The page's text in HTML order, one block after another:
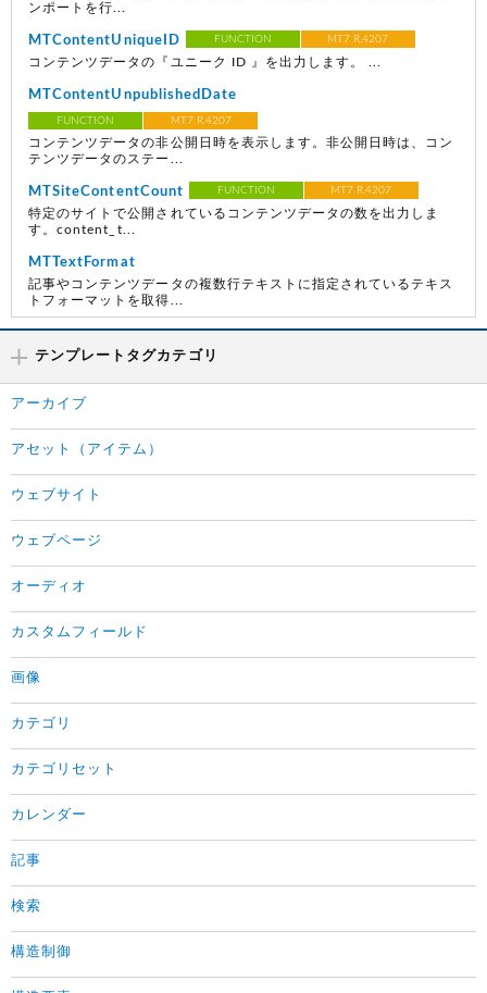
ンポートを行...
MTContentUniqueID FUNCTION MT7 R.4207
コンテンツデータの『ユニーク ID 』を出力します。 ...
MTContentUnpublishedDate
FUNCTION MT7 R.4207
コンテンツデータの非公開日時を表示します。非公開日時は、コン
テンツデータのステー...
MTSiteContentCount FUNCTION MT7 R.4207
特定のサイトで公開されているコンテンツデータの数を出力しま
す。content_t...
MTTextFormat
記事やコンテンツデータの複数行テキストに指定されているテキス
トフォーマットを取得...
テンプレートタグカテゴリ
アーカイブ
アセット（アイテム）
ウェブサイト
ウェブページ
オーディオ
カスタムフィールド
画像
カテゴリ
カテゴリセット
カレンダー
記事
検索
構造制御